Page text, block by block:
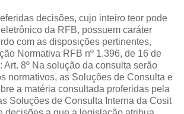
decisões, cujo inteiro teor pode
da RFB, possuem caráter
com as disposições pertinentes,
Normativa RFB nº 1.396, de 16 de
Art. 8º Na solução da consulta serão
normativos, as Soluções de Consulta e
a matéria consultada proferidas pela
Soluções de Consulta Interna da Cosit